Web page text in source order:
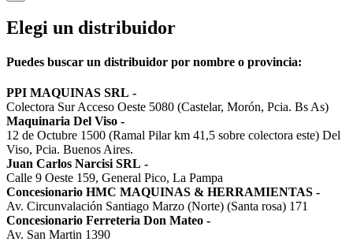
Elegi un distribuidor
Puedes buscar un distribuidor por nombre o provincia:
PPI MAQUINAS SRL -
Colectora Sur Acceso Oeste 5080 (Castelar, Morón, Pcia. Bs As)
Maquinaria Del Viso -
12 de Octubre 1500 (Ramal Pilar km 41,5 sobre colectora este) Del
Viso, Pcia. Buenos Aires.
Juan Carlos Narcisi SRL -
Calle 9 Oeste 159, General Pico, La Pampa
Concesionario HMC MAQUINAS & HERRAMIENTAS -
Av. Circunvalación Santiago Marzo (Norte) (Santa rosa) 171
Concesionario Ferreteria Don Mateo -
Av. San Martin 1390